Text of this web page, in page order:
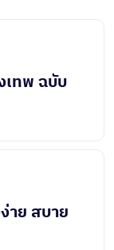
เทพ ฉบับ
าย สบาย